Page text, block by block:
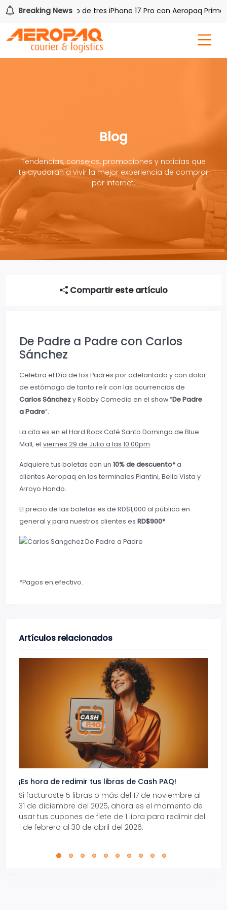
Breaking News
Gana uno de tres iPhone 17 Pro con Aeropaq Prime
Blog
Tendencias, consejos, promociones y noticias que
te ayudaran a vivir la mejor experiencia de comprar
por internet.
Compartir este artículo
De Padre a Padre con Carlos
Sánchez
Celebra el Día de los Padres por adelantado y con dolor
de estómago de tanto reír con las ocurrencias de
Carlos Sánchezy Robby Comedia en el show “De Padre
a Padre”.
La cita es en el Hard Rock Café Santo Domingo de Blue
Mall, el viernes 29 de Julio a las 10:00pm.
Adquiere tus boletas con un 10% de descuento*a
clientes Aeropaq en las terminales Piantini, Bella Vista y
Arroyo Hondo.
El precio de las boletas es de RD$1,000 al público en
general y para nuestros clientes es RD$900*.
*Pagos en efectivo.
Artículos relacionados
¡Es hora de redimir tus libras de Cash PAQ!
Si facturaste 5 libras o más del 17 de noviembre al
31 de diciembre del 2025, ahora es el momento de
usar tus cupones de flete de 1 libra para redimir del
1 de febrero al 30 de abril del 2026.